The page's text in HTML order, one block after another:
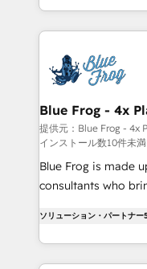
Enablement -
HubSpot -Top 1%
get more from
www.bbdboom.com
Excellence. With
strengthen your
Implementation
drive your business forward. Since
dedicated to
team (50+), we
B2B sectors such
business services.
business case that
detailed financial
TCO. As a trusted extension of your team, we
believe in the
Blue Frog - 4x
Winner
提供元：Blue Frog - 4x
インストール数10件未満
Blue Frog is made
consultants who
Frog is a top,
ecosystem for a
decade of
ソリューション・パートナー